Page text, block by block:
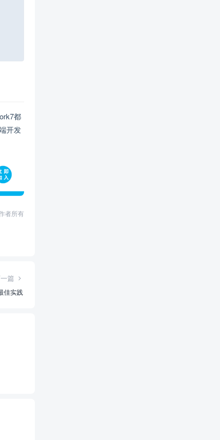
都
开发
者所有
篇
佳实践